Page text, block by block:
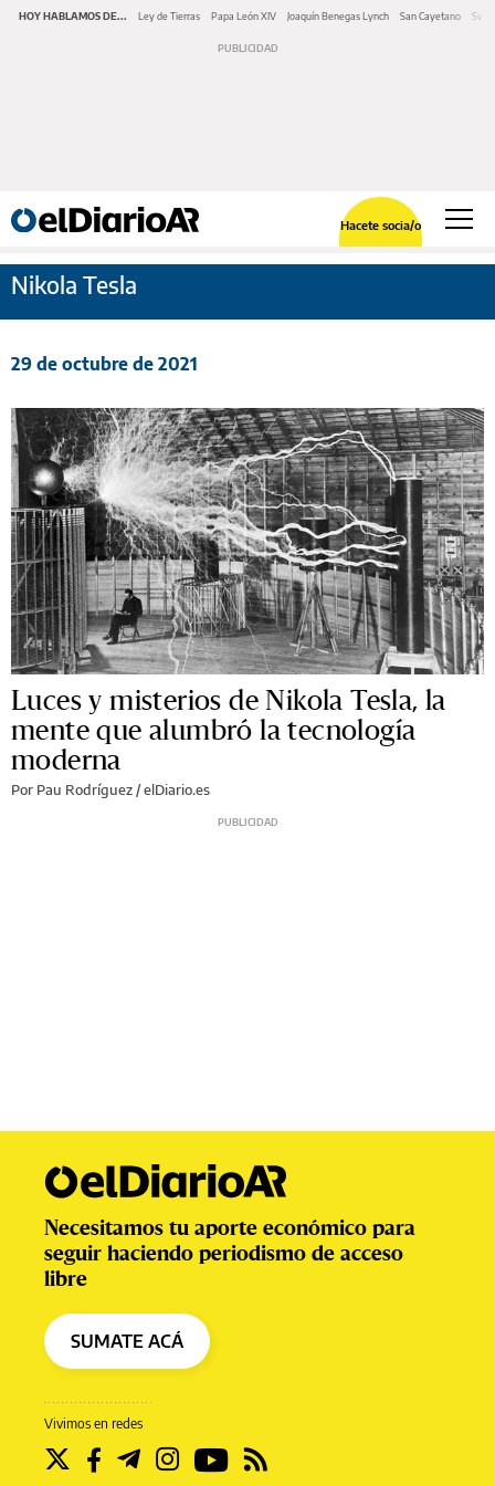
HOY HABLAMOS DE... Ley de Tierras Papa León XIV Joaquín Benegas Lynch San Cayetano
Hacete socia/o
Nikola Tesla
29 de octubre de 2021
Luces y misterios de Nikola Tesla, la
mente que alumbró la tecnología
moderna
Por Pau Rodríguez / elDiario.es
Vivimos en redes
Necesitamos tu aporte económico para
seguir haciendo periodismo de acceso
libre
SUMATE ACÁ